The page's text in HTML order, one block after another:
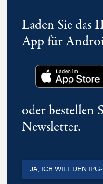
Laden Sie das
App für
oder bestellen
Newsletter.
JA, ICH WILL DEN